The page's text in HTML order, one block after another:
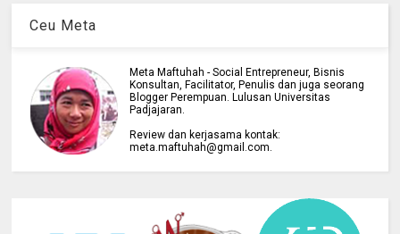
Ceu Meta
Meta Maftuhah - Social Entrepreneur, Bisnis
Konsultan, Facilitator, Penulis dan juga seorang
Blogger Perempuan. Lulusan Universitas
Padjajaran.
Review dan kerjasama kontak:
meta.maftuhah@gmail.com.